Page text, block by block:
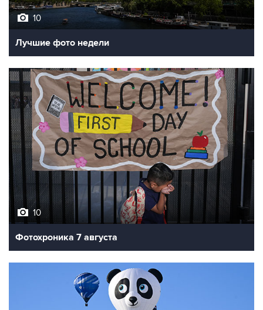
Лучшие фото недели
10
Фотохроника 7 августа